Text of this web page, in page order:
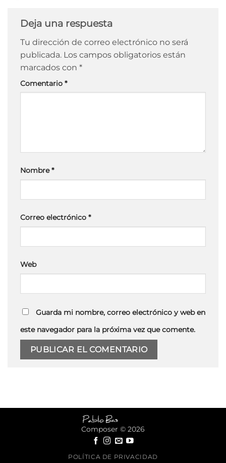
Deja una respuesta
Tu dirección de correo electrónico no será
publicada. Los campos obligatorios están
marcados con *
Comentario *
Nombre*
Correo electrónico *
Web
Guarda mi nombre, correo electrónico y web en
este navegador para la próxima vez que comente.
Composer © 2026
POLÍTICA DE PRIVACIDAD